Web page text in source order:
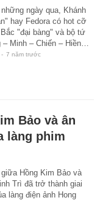
những ngày qua, Khánh
hay Fedora có hot cỡ
"đại bàng" và bộ tứ
Minh – Chiến – Hiền…
- 7 năm trước
Bảo và ân
làng phim
Hồng Kim Bảo và
Trì đã trở thành giai
làng điện ảnh Hong